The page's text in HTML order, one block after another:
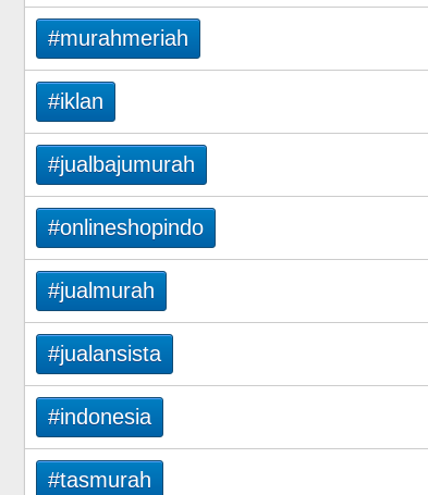
#murahmeriah
#iklan
#jualbajumurah
#onlineshopindo
#jualmurah
#jualansista
#indonesia
#tasmurah